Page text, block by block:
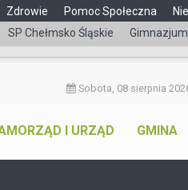
SP Chełmsko Śląskie
Zdrowie Pomoc Społeczna
Sobota, 08 sierpnia
I URZĄD GMINA